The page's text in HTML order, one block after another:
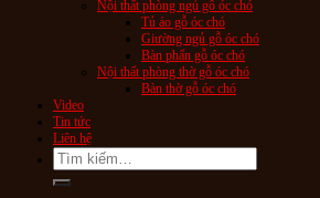
Nội thất phòng ngủ gỗ óc chó
Tủ áo gỗ óc chó
Giường ngủ gỗ óc chó
Bàn phấn gỗ óc chó
Nội thất phòng thờ gỗ óc chó
Bàn thờ gỗ óc chó
Video
Tin tức
Liên hệ
Tìm
kiếm: